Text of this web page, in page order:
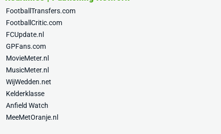
FootballTransfers.com
FootballCritic.com
FCUpdate.nl
GPFans.com
MovieMeter.nl
MusicMeter.nl
WijWedden.net
Kelderklasse
Anfield Watch
MeeMetOranje.nl